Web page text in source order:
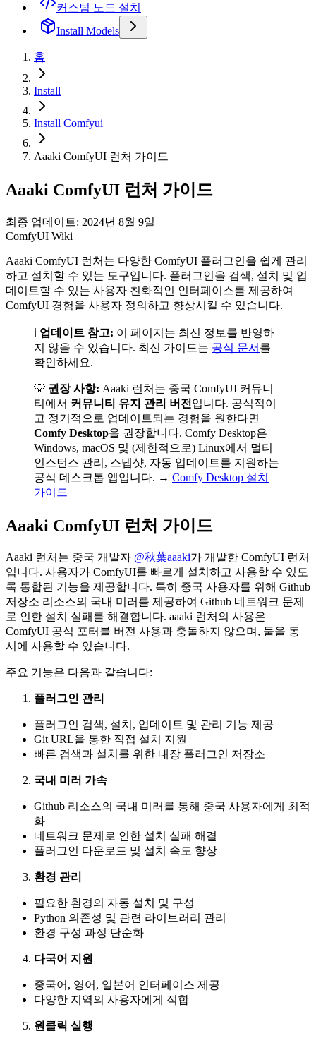
커스텀 노드 설치
Install Models
홈
Install
Install Comfyui
Aaaki ComfyUI 런처 가이드
Aaaki ComfyUI 런처 가이드
최종 업데이트: 2024년 8월 9일
ComfyUI Wiki
Aaaki ComfyUI 런처는 다양한 ComfyUI 플러그인을 쉽게 관리
하고 설치할 수 있는 도구입니다. 플러그인을 검색, 설치 및 업
데이트할 수 있는 사용자 친화적인 인터페이스를 제공하여
ComfyUI 경험을 사용자 정의하고 향상시킬 수 있습니다.
ℹ️ 업데이트 참고: 이 페이지는 최신 정보를 반영하
지 않을 수 있습니다. 최신 가이드는 공식 문서 를
확인하세요.
💡 권장 사항: Aaaki 런처는 중국 ComfyUI 커뮤니
티에서 커뮤니티 유지 관리 버전 입니다. 공식적이
고 정기적으로 업데이트되는 경험을 원한다면
Comfy Desktop을 권장합니다. Comfy Desktop은
Windows, macOS 및 (제한적으로) Linux에서 멀티
인스턴스 관리, 스냅샷, 자동 업데이트를 지원하는
공식 데스크톱 앱입니다. → Comfy Desktop 설치
가이드
Aaaki ComfyUI 런처 가이드
Aaaki 런처는 중국 개발자 @秋葉aaaki가 개발한 ComfyUI 런처
입니다. 사용자가 ComfyUI를 빠르게 설치하고 사용할 수 있도
록 통합된 기능을 제공합니다. 특히 중국 사용자를 위해 Github
저장소 리소스의 국내 미러를 제공하여 Github 네트워크 문제
로 인한 설치 실패를 해결합니다. aaaki 런처의 사용은
ComfyUI 공식 포터블 버전 사용과 충돌하지 않으며, 둘을 동
시에 사용할 수 있습니다.
주요 기능은 다음과 같습니다:
플러그인 관리
플러그인 검색, 설치, 업데이트 및 관리 기능 제공
Git URL을 통한 직접 설치 지원
빠른 검색과 설치를 위한 내장 플러그인 저장소
국내 미러 가속
Github 리소스의 국내 미러를 통해 중국 사용자에게 최적
화
네트워크 문제로 인한 설치 실패 해결
플러그인 다운로드 및 설치 속도 향상
환경 관리
필요한 환경의 자동 설치 및 구성
Python 의존성 및 관련 라이브러리 관리
환경 구성 과정 단순화
다국어 지원
중국어, 영어, 일본어 인터페이스 제공
다양한 지역의 사용자에게 적합
원클릭 실행